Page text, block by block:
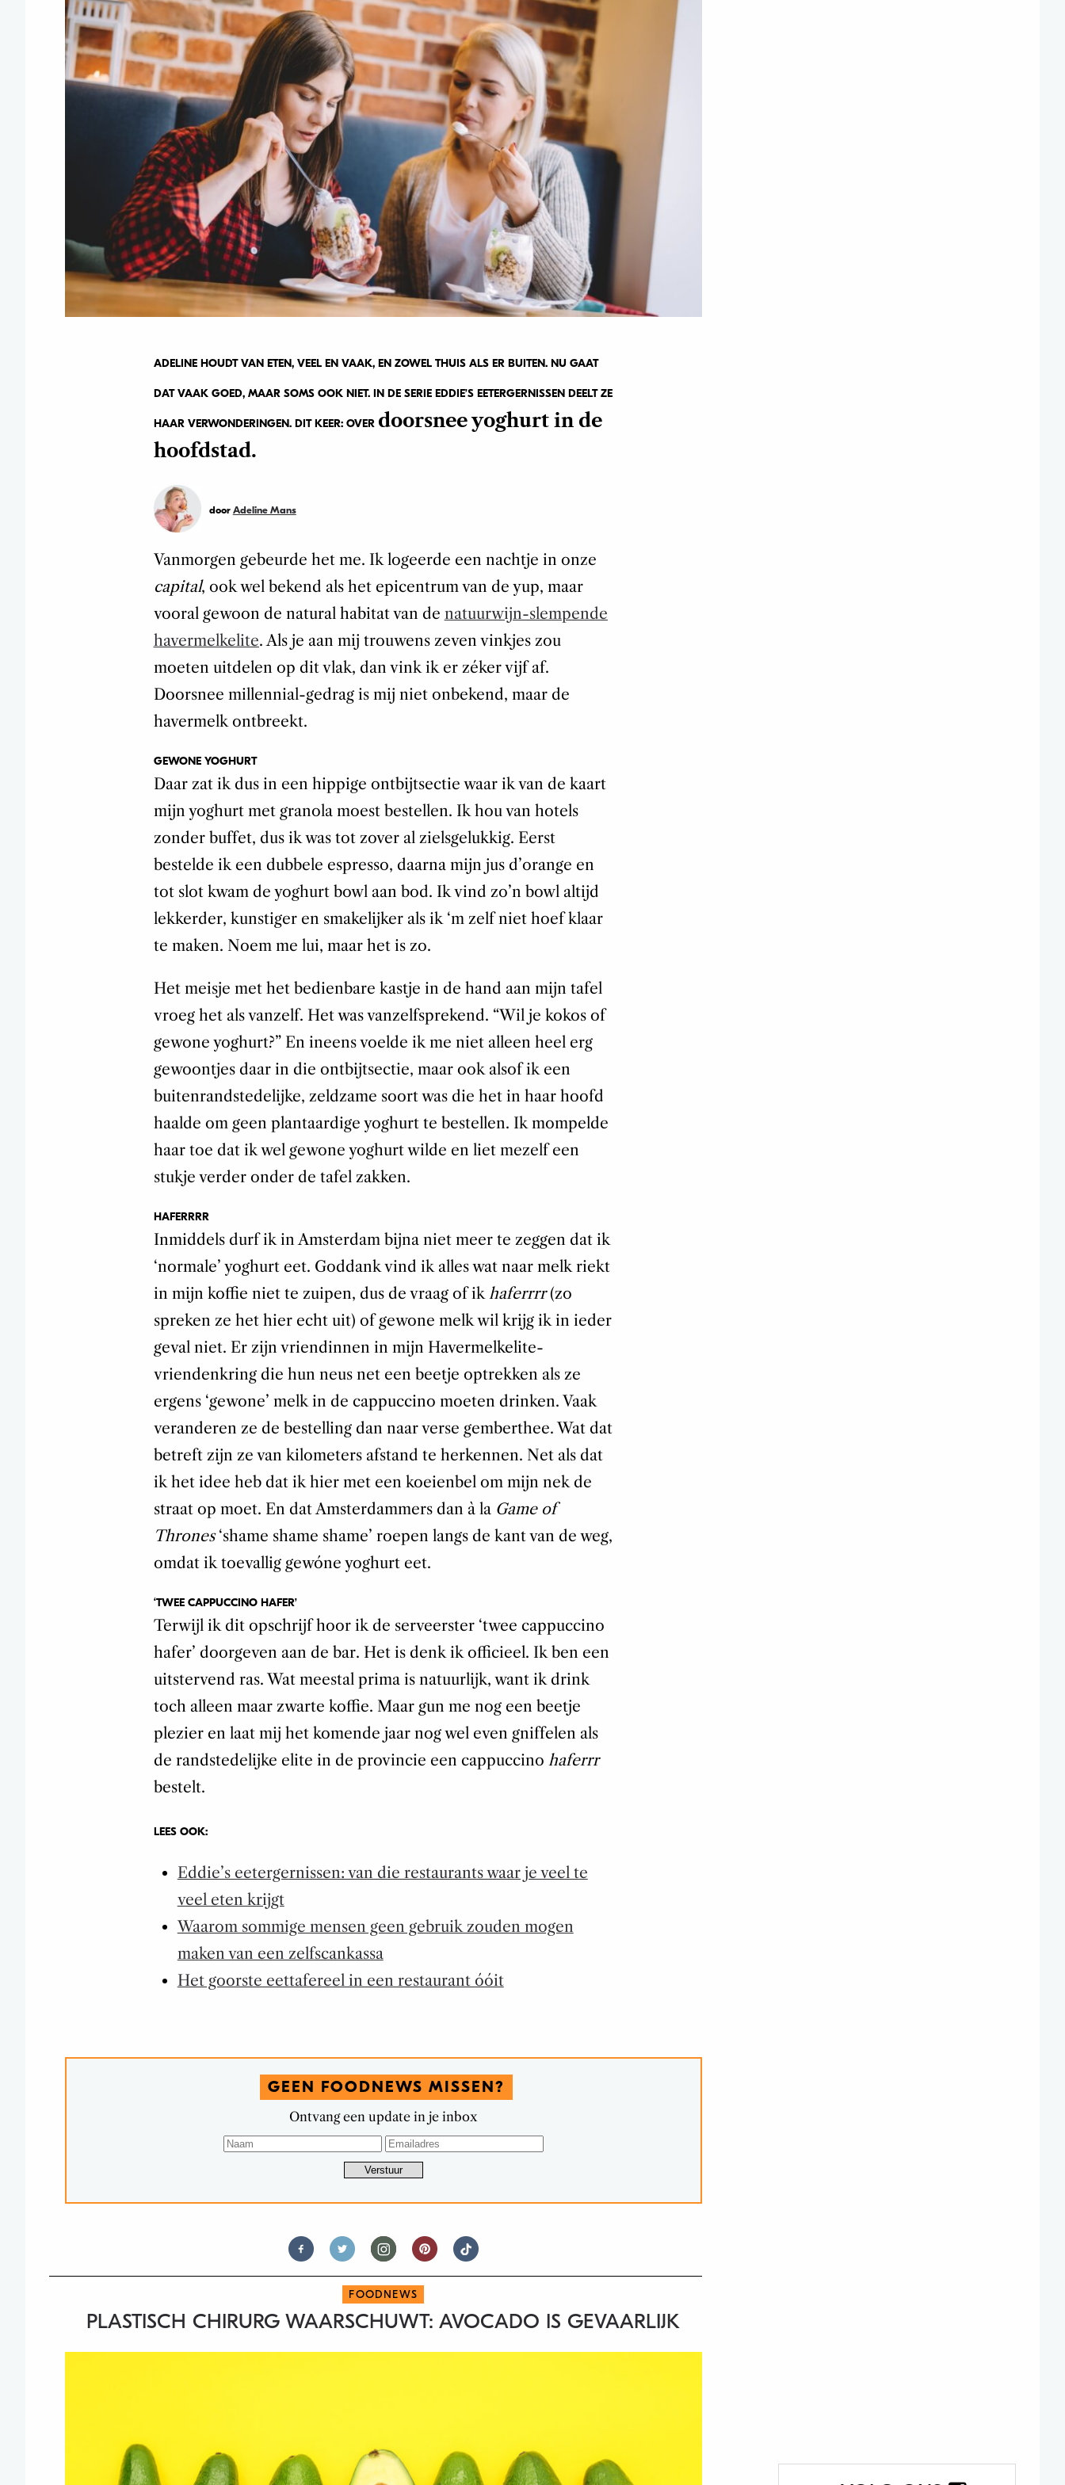
ADELINE HOUDT VAN ETEN, VEEL EN VAAK, EN ZOWEL THUIS ALS ER BUITEN. NU GAAT
DAT VAAK GOED, MAAR SOMS OOK NIET. IN DE SERIE EDDIE’S EETERGERNISSEN DEELT ZE
HAAR VERWONDERINGEN. DIT KEER: OVER doorsnee yoghurt in de
hoofdstad.
door Adeline Mans
Vanmorgen gebeurde het me. Ik logeerde een nachtje in onze
capital, ook wel bekend als het epicentrum van de yup, maar
vooral gewoon de natural habitat van de natuurwijn-slempende
havermelkelite. Als je aan mij trouwens zeven vinkjes zou
moeten uitdelen op dit vlak, dan vink ik er zéker vijf af.
Doorsnee millennial-gedrag is mij niet onbekend, maar de
havermelk ontbreekt.
GEWONE YOGHURT
Daar zat ik dus in een hippige ontbijtsectie waar ik van de kaart
mijn yoghurt met granola moest bestellen. Ik hou van hotels
zonder buffet, dus ik was tot zover al zielsgelukkig. Eerst
bestelde ik een dubbele espresso, daarna mijn jus d’orange en
tot slot kwam de yoghurt bowl aan bod. Ik vind zo’n bowl altijd
lekkerder, kunstiger en smakelijker als ik ‘m zelf niet hoef klaar
te maken. Noem me lui, maar het is zo.
Het meisje met het bedienbare kastje in de hand aan mijn tafel
vroeg het als vanzelf. Het was vanzelfsprekend. “Wil je kokos of
gewone yoghurt?” En ineens voelde ik me niet alleen heel erg
gewoontjes daar in die ontbijtsectie, maar ook alsof ik een
buitenrandstedelijke, zeldzame soort was die het in haar hoofd
haalde om geen plantaardige yoghurt te bestellen. Ik mompelde
haar toe dat ik wel gewone yoghurt wilde en liet mezelf een
stukje verder onder de tafel zakken.
HAFERRRR
Inmiddels durf ik in Amsterdam bijna niet meer te zeggen dat ik
‘normale’ yoghurt eet. Goddank vind ik alles wat naar melk riekt
in mijn koffie niet te zuipen, dus de vraag of ikhaferrrr(zo
spreken ze het hier echt uit) of gewone melk wil krijg ik in ieder
geval niet. Er zijn vriendinnen in mijn Havermelkelite-
vriendenkring die hun neus net een beetje optrekken als ze
ergens ‘gewone’ melk in de cappuccino moeten drinken. Vaak
veranderen ze de bestelling dan naar verse gemberthee. Wat dat
betreft zijn ze van kilometers afstand te herkennen. Net als dat
ik het idee heb dat ik hier met een koeienbel om mijn nek de
straat op moet. En dat Amsterdammers dan à la Game of
Thrones‘shame shame shame’ roepen langs de kant van de weg,
omdat ik toevallig gewóne yoghurt eet.
‘TWEE CAPPUCCINO HAFER’
Terwijl ik dit opschrijf hoor ik de serveerster ‘twee cappuccino
hafer’ doorgeven aan de bar. Het is denk ik officieel. Ik ben een
uitstervend ras. Wat meestal prima is natuurlijk, want ik drink
toch alleen maar zwarte koffie. Maar gun me nog een beetje
plezier en laat mij het komende jaar nog wel even gniffelen als
de randstedelijke elite in de provincie een cappuccino haferrr
bestelt.
LEES OOK:
Eddie’s eetergernissen: van die restaurants waar je veel te
veel eten krijgt
Waarom sommige mensen geen gebruik zouden mogen
maken van een zelfscankassa
Het goorste eettafereel in een restaurant óóit
GEEN FOODNEWS MISSEN?
Ontvang een update in je inbox
FOODNEWS
PLASTISCH CHIRURG WAARSCHUWT: AVOCADO IS GEVAARLIJK